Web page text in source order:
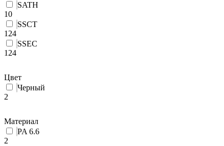
SATH
10
SSCT
124
SSEC
124
Цвет
Черный
2
Материал
PA 6.6
2